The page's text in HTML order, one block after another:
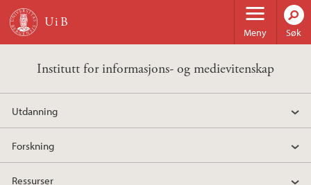
Hopp til hovedinnhold
Meny Søk
Institutt for informasjons- og medievitenskap
Utdanning
Forskning
Ressurser